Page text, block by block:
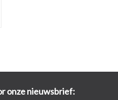
onze nieuwsbrief: